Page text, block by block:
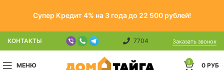
Супер Кредит 4% на 3 года до 22 500 рублей!
КОНТАКТЫ 7704 Заказать звонок
МЕНЮ 0 0 РУБ